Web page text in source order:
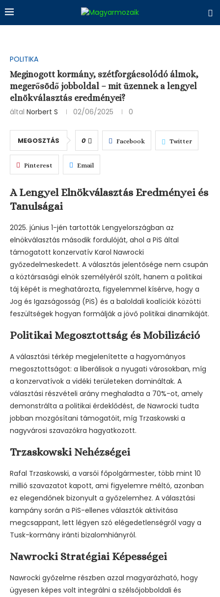
POLITIKA
Meginogott kormány, szétforgácsolódó álmok,
megerősödő jobboldal – mit üzennek a lengyel
elnökválasztás eredményei?
által Norbert S 02/06/2025 0
MEGOSZTÁS 0 Facebook Twitter
Pinterest Email
A Lengyel Elnökválasztás Eredményei és
Tanulságai
2025. június 1-jén tartották Lengyelországban az
elnökválasztás második fordulóját, ahol a PiS által
támogatott konzervatív Karol Nawrocki
győzedelmeskedett. A választás jelentősége nem csupán
a köztársasági elnök személyéről szólt, hanem a politikai
táj képét is meghatározta, figyelemmel kísérve, hogy a
Jog és Igazságosság (PiS) és a baloldali koalíciók közötti
feszültségek hogyan formálják a jövő politikai dinamikáját.
Politikai Megosztottság és Mobilizáció
A választási térkép megjelenítette a hagyományos
megosztottságot: a liberálisok a nyugati városokban, míg
a konzervatívok a vidéki területeken domináltak. A
választási részvételi arány meghaladta a 70%-ot, amely
demonstrálta a politikai érdeklődést, de Nawrocki tudta
jobban mozgósítani támogatóit, míg Trzaskowski a
nagyvárosi szavazókra hagyatkozott.
Trzaskowski Nehézségei
Rafal Trzaskowski, a varsói főpolgármester, több mint 10
millió szavazatot kapott, ami figyelemre méltó, azonban
ez elegendőnek bizonyult a győzelemhez. A választási
kampány során a PiS-ellenes választók aktivitása
megcsappant, lett légyen szó elégedetlenségről vagy a
Tusk-kormány iránti bizalomhiányról.
Nawrocki Stratégiai Képességei
Nawrocki győzelme részben azzal magyarázható, hogy
ügyesen képes volt integrálni a szélsőjobboldali és